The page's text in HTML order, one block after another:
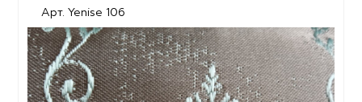
Арт. Yenise 106